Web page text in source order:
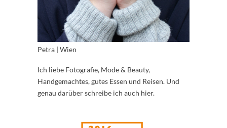
Petra | Wien
Ich liebe Fotografie, Mode & Beauty,
Handgemachtes, gutes Essen und Reisen. Und
genau darüber schreibe ich auch hier.